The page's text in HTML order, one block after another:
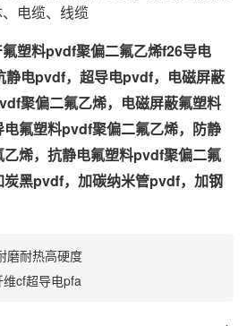
电缆、线缆
塑料pvdf聚偏二氟乙烯f26导电
电pvdf，超导电pvdf，电磁屏蔽
聚偏二氟乙烯，电磁屏蔽氟塑料
氟塑料pvdf聚偏二氟乙烯，防静
烯，抗静电氟塑料pvdf聚偏二氟
黑pvdf，加碳纳米管pvdf，加钢
磨耐热高硬度
cf超导电pfa